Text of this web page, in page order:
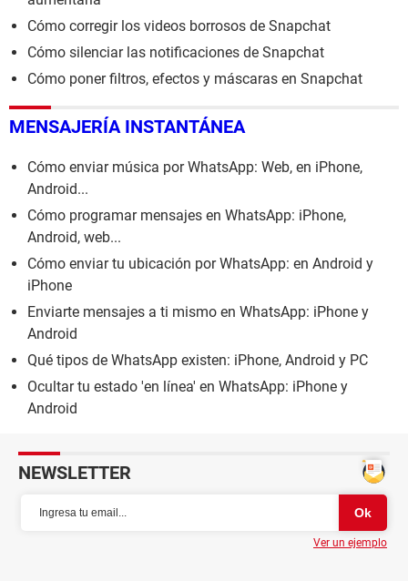
Cómo corregir los videos borrosos de Snapchat
Cómo silenciar las notificaciones de Snapchat
Cómo poner filtros, efectos y máscaras en Snapchat
MENSAJERÍA INSTANTÁNEA
Cómo enviar música por WhatsApp: Web, en iPhone,
Android...
Cómo programar mensajes en WhatsApp: iPhone,
Android, web...
Cómo enviar tu ubicación por WhatsApp: en Android y
iPhone
Enviarte mensajes a ti mismo en WhatsApp: iPhone y
Android
Qué tipos de WhatsApp existen: iPhone, Android y PC
Ocultar tu estado 'en línea' en WhatsApp: iPhone y
Android
NEWSLETTER
Ver un ejemplo